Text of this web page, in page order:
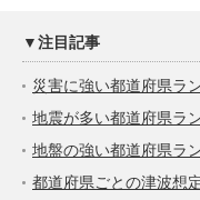
▼注目記事
災害に強い都道府県ラ
地震が多い都道府県ラ
地盤の強い都道府県ラ
都道府県ごとの津波想